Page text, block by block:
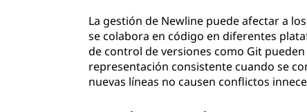
La gestión de Newline puede afectar a
se colabora en código en diferentes
de control de versiones como Git
representación consistente cuando se
nuevas líneas no causen conflictos